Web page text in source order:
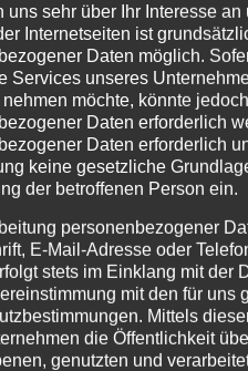
Halle
Immobilien ARENA
Halle
uns sehr über Ihr Interesse
Internetseiten ist
Daten möglich.
Services unseres
möchte, könnte
Daten erforderlich
Daten erforderlich
keine gesetzliche
der betroffenen Person ein.
personenbezogener
E-Mail-Adresse oder
stets im Einklang mit der
mit den für uns
Mittels
die Öffentlichkeit
genutzten und